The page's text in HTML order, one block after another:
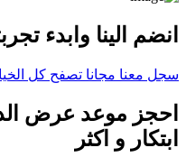
انضم الينا وابدء
سجل معنا مجانا تصفح كل
احجز موعد عرض
ابتكار و اكثر